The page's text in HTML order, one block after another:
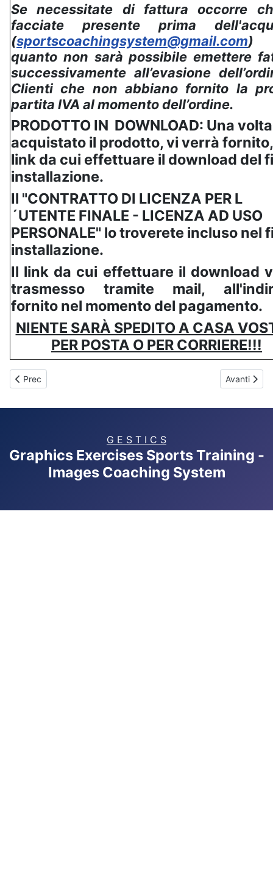
Se necessitate di fattura occorre
facciate presente prima
(sportscoachingsystem@gmail.com)
quanto non sarà possibile emettere
successivamente all’evasione
Clienti che non abbiano fornito la
partita IVA al momento dell’ordine.
PRODOTTO IN DOWNLOAD: Una volta
acquistato il prodotto, vi verrà
link da cui effettuare il download del
installazione.
Il "CONTRATTO DI LICENZA PER L
´UTENTE FINALE - LICENZA AD USO
PERSONALE" lo troverete incluso nel
installazione.
Il link da cui effettuare il download
trasmesso tramite mail,
fornito nel momento del pagamento.
NIENTE SARÀ SPEDITO A CASA
PER POSTA O PER CORRIERE!!!
Articolo precedente: GESTICS PALLAVOLO - Programma per
Prec Articolo
Avanti
G E S T I C S
Graphics Exercises Sports Training -
Images Coaching System